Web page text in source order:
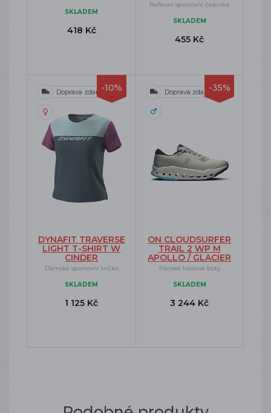
SKLADEM
418 Kč
Reflexní sportovní čelenka
SKLADEM
455 Kč
-10%
Doprava zdarma
DYNAFIT TRAVERSE
LIGHT T-SHIRT W
CINDER
Dámské sportovní tričko
SKLADEM
1 125 Kč
-35%
Doprava zdarma
ON CLOUDSURFER
TRAIL 2 WP M
APOLLO / GLACIER
Pánské trailové boty
SKLADEM
3 244 Kč